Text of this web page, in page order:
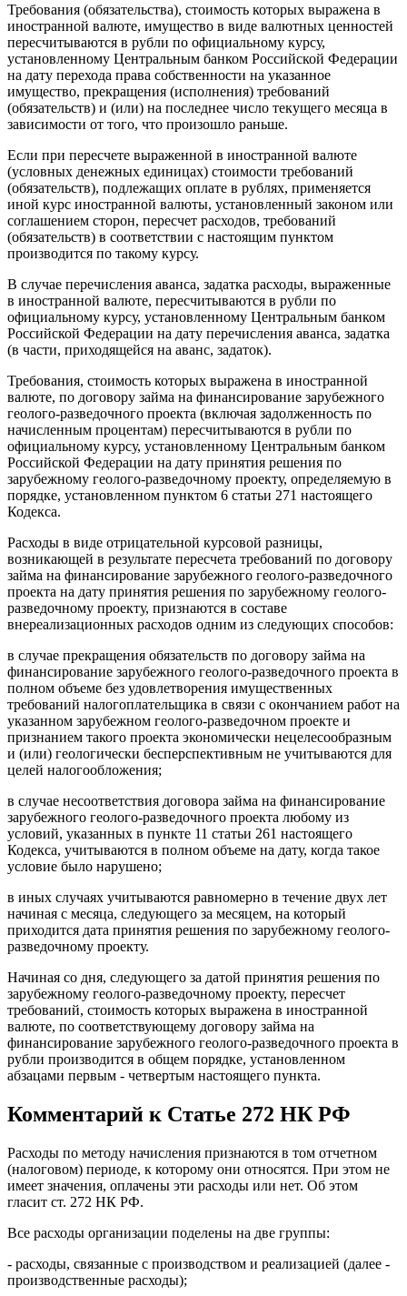
Требования (обязательства), стоимость которых выражена в
иностранной валюте, имущество в виде валютных ценностей
пересчитываются в рубли по официальному курсу,
установленному Центральным банком Российской Федерации
на дату перехода права собственности на указанное
имущество, прекращения (исполнения) требований
(обязательств) и (или) на последнее число текущего месяца в
зависимости от того, что произошло раньше.
Если при пересчете выраженной в иностранной валюте
(условных денежных единицах) стоимости требований
(обязательств), подлежащих оплате в рублях, применяется
иной курс иностранной валюты, установленный законом или
соглашением сторон, пересчет расходов, требований
(обязательств) в соответствии с настоящим пунктом
производится по такому курсу.
В случае перечисления аванса, задатка расходы, выраженные
в иностранной валюте, пересчитываются в рубли по
официальному курсу, установленному Центральным банком
Российской Федерации на дату перечисления аванса, задатка
(в части, приходящейся на аванс, задаток).
Требования, стоимость которых выражена в иностранной
валюте, по договору займа на финансирование зарубежного
геолого-разведочного проекта (включая задолженность по
начисленным процентам) пересчитываются в рубли по
официальному курсу, установленному Центральным банком
Российской Федерации на дату принятия решения по
зарубежному геолого-разведочному проекту, определяемую в
порядке, установленном пунктом 6 статьи 271 настоящего
Кодекса.
Расходы в виде отрицательной курсовой разницы,
возникающей в результате пересчета требований по договору
займа на финансирование зарубежного геолого-разведочного
проекта на дату принятия решения по зарубежному геолого-
разведочному проекту, признаются в составе
внереализационных расходов одним из следующих способов:
в случае прекращения обязательств по договору займа на
финансирование зарубежного геолого-разведочного проекта в
полном объеме без удовлетворения имущественных
требований налогоплательщика в связи с окончанием работ на
указанном зарубежном геолого-разведочном проекте и
признанием такого проекта экономически нецелесообразным
и (или) геологически бесперспективным не учитываются для
целей налогообложения;
в случае несоответствия договора займа на финансирование
зарубежного геолого-разведочного проекта любому из
условий, указанных в пункте 11 статьи 261 настоящего
Кодекса, учитываются в полном объеме на дату, когда такое
условие было нарушено;
в иных случаях учитываются равномерно в течение двух лет
начиная с месяца, следующего за месяцем, на который
приходится дата принятия решения по зарубежному геолого-
разведочному проекту.
Начиная со дня, следующего за датой принятия решения по
зарубежному геолого-разведочному проекту, пересчет
требований, стоимость которых выражена в иностранной
валюте, по соответствующему договору займа на
финансирование зарубежного геолого-разведочного проекта в
рубли производится в общем порядке, установленном
абзацами первым - четвертым настоящего пункта.
Комментарий к Статье 272 НК РФ
Расходы по методу начисления признаются в том отчетном
(налоговом) периоде, к которому они относятся. При этом не
имеет значения, оплачены эти расходы или нет. Об этом
гласит ст. 272 НК РФ.
Все расходы организации поделены на две группы:
- расходы, связанные с производством и реализацией (далее -
производственные расходы);